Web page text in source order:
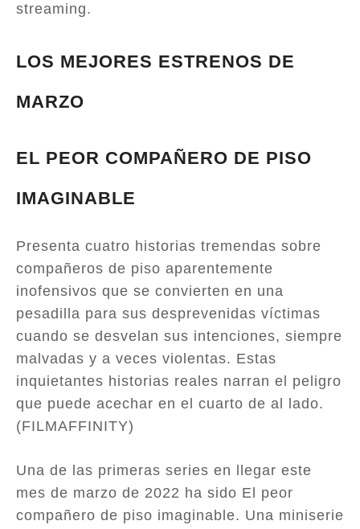
streaming.
LOS MEJORES ESTRENOS DE
MARZO
EL PEOR COMPAÑERO DE PISO
IMAGINABLE
Presenta cuatro historias tremendas sobre
compañeros de piso aparentemente
inofensivos que se convierten en una
pesadilla para sus desprevenidas víctimas
cuando se desvelan sus intenciones, siempre
malvadas y a veces violentas. Estas
inquietantes historias reales narran el peligro
que puede acechar en el cuarto de al lado.
(FILMAFFINITY)
Una de las primeras series en llegar este
mes de marzo de 2022 ha sido El peor
compañero de piso imaginable. Una miniserie